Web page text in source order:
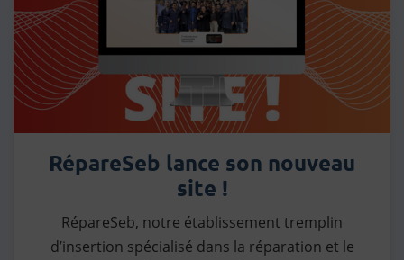
RépareSeb lance son nouveau
site !
RépareSeb, notre établissement tremplin
d’insertion spécialisé dans la réparation et le